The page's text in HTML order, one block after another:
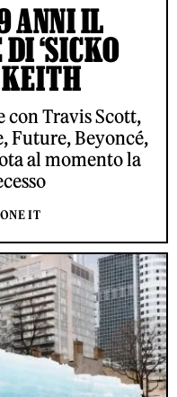
ANNI IL
‘SICKO
KEITH
con Travis Scott,
Future, Beyoncé,
al momento la
IT